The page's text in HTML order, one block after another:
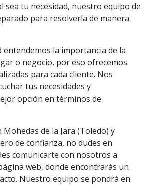
sea tu necesidad, nuestro equipo de
para resolverla de manera
entendemos la importancia de la
o negocio, por eso ofrecemos
para cada cliente. Nos
tus necesidades y
opción en términos de
de la Jara (Toledo) y
de confianza, no dudes en
comunicarte con nosotros a
web, donde encontrarás un
Nuestro equipo se pondrá en